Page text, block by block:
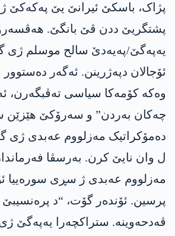
پژاک، باسکێ ئیرانێ یێ پەکەکێ
پشتگریێ ددن ڤێ بانگێ.
یەپەگێ/پەیەدێ سالح موسلم ژی
ئۆجالان دپەژرینن. ئەگەر
وەکە کۆمەکا سیاسی تەڤبگەرن،
چەکان بەردن” و سەرۆکێ ھێزێن
دەمۆکراتیک مەزلووم عەبدی ژی
ل وان نایێ کرن. بەرسڤا
مەزلووم عەبدی ژ سڕی سورەییا
پرسین. ئۆندەر گۆت، “د
ڤەدحەوینە. ستراکچەرا یەپەگێ